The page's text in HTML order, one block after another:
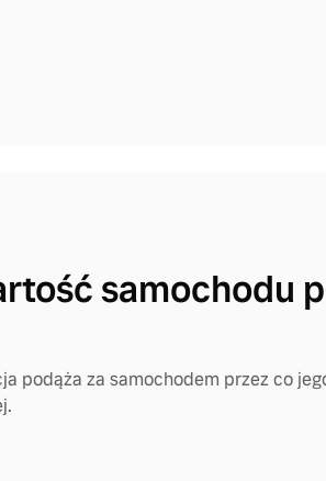
samochodu
podąża za samochodem przez co